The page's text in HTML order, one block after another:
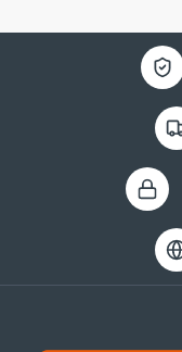
Politique de confidentialité